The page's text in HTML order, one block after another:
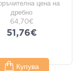
цена на
дребно
64,70€
51,76€
Купува